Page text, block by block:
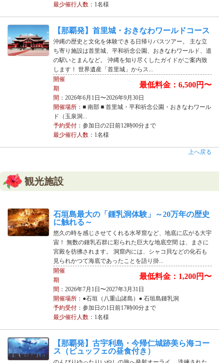
最少催行人数：1名様
【那覇発】首里城・おきなわワールドコース
沖縄の歴史と文化を体験できる日帰りバスツアー。 主な立
ち寄り施設は首里城、平和祈念公園、おきなわワールド、道
の駅いとまんなど。 沖縄を知り尽くしたガイドがご案内致
します！ 世界遺産「首里城」からス...
最低料金：6,500円〜
開催
期
間 ：2026年6月1日〜2026年9月30日
開催場所：■ 南部 ■ 首里城・平和祈念公園・おきなわワール
ド（玉泉洞...
予約受付：参加日の2日前12時00分まで
最少催行人数：1名様
上へ戻る
観光施設
石垣島最大の「鍾乳洞体験」～20万年の歴史
に触れる～
悠久の時を感じさせてくれる水琴窟など、地底に広がる大宇
宙！ 無数の鍾乳石群に彩られた巨大な地底空間 は、まさに
宮殿を彷彿されます。 洞窟内には、シャコ貝などの化石も
見られかつて海底であったことを語り掛...
最低料金：1,200円〜
開催
期
間 ：2026年7月1日〜2027年3月31日
開催場所：●石垣（八重山諸島）● 石垣島鍾乳洞
予約受付：参加日の1日前17時00分まで
最少催行人数：1名様
【那覇発】古宇利島・今帰仁城跡美ら海コー
ス（ビュッフェの昼食付き）